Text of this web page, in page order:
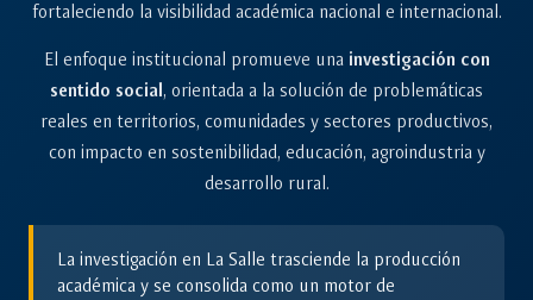
fortaleciendo la visibilidad académica nacional e internacional.
El enfoque institucional promueve una investigación con
sentido social, orientada a la solución de problemáticas
reales en territorios, comunidades y sectores productivos,
con impacto en sostenibilidad, educación, agroindustria y
desarrollo rural.
La investigación en La Salle trasciende la producción
académica y se consolida como un motor de